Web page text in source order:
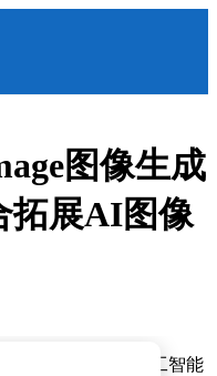
图像生成
拓展AI图像
Image的全新人工智能